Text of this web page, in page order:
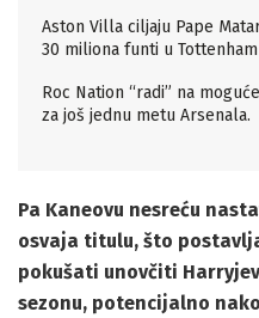
Aston Villa ciljaju Pape
30 miliona funti u Tottenham
Roc Nation “radi” na
za još jednu metu Arsenala.
Pa Kaneovu nesreću
osvaja titulu, što
pokušati unovčiti
sezonu, potencijalno